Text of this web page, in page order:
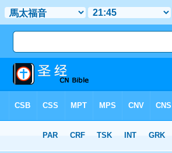
章 21> 聖經金句 45